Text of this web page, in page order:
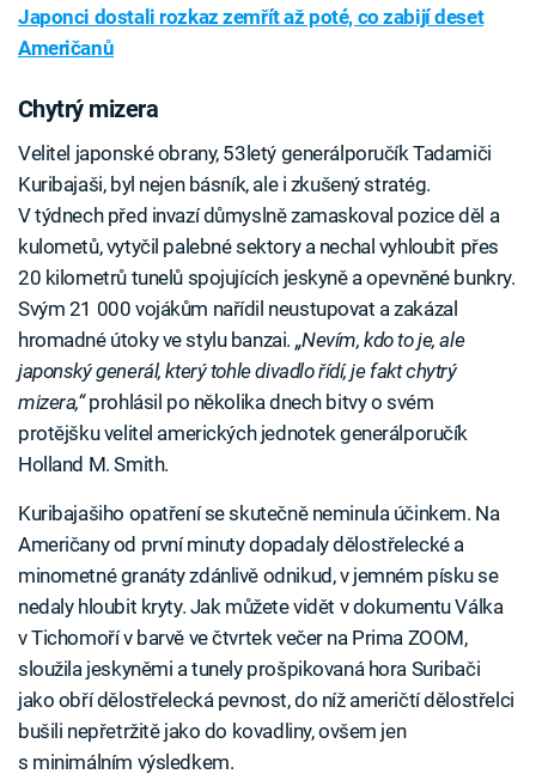
Japonci dostali rozkaz zemřít až poté, co zabijí deset
Američanů
Chytrý mizera
Velitel japonské obrany, 53letý generálporučík Tadamiči
Kuribajaši, byl nejen básník, ale i zkušený stratég.
V týdnech před invazí důmyslně zamaskoval pozice děl a
kulometů, vytyčil palebné sektory a nechal vyhloubit přes
20 kilometrů tunelů spojujících jeskyně a opevněné bunkry.
Svým 21 000 vojákům nařídil neustupovat a zakázal
hromadné útoky ve stylu banzai. „Nevím, kdo to je, ale
japonský generál, který tohle divadlo řídí, je fakt chytrý
mizera,“prohlásil po několika dnech bitvy o svém
protějšku velitel amerických jednotek generálporučík
Holland M. Smith.
Kuribajašiho opatření se skutečně neminula účinkem. Na
Američany od první minuty dopadaly dělostřelecké a
minometné granáty zdánlivě odnikud, v jemném písku se
nedaly hloubit kryty. Jak můžete vidět v dokumentu Válka
v Tichomoří v barvě ve čtvrtek večer na Prima ZOOM,
sloužila jeskyněmi a tunely prošpikovaná hora Suribači
jako obří dělostřelecká pevnost, do níž američtí dělostřelci
bušili nepřetržitě jako do kovadliny, ovšem jen
s minimálním výsledkem.